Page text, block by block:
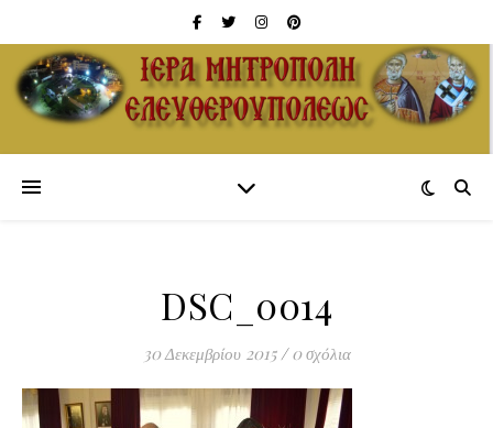
DSC_0014
30 Δεκεμβρίου 2015 / 0 σχόλια